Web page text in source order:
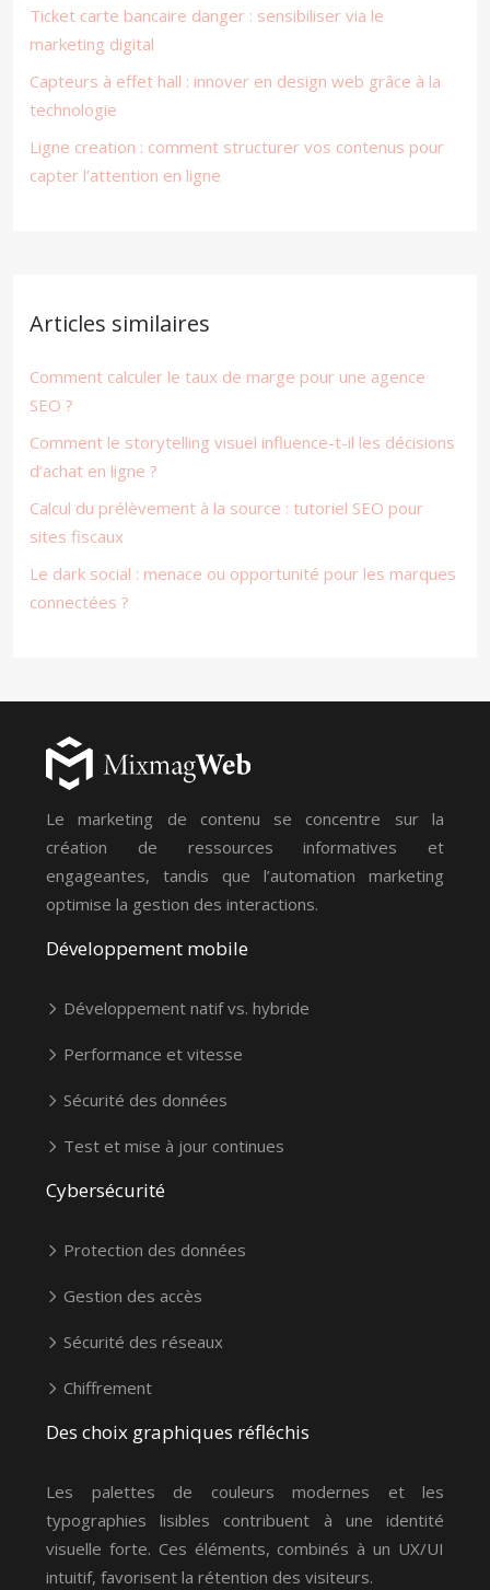
Ticket carte bancaire danger : sensibiliser via le
marketing digital
Capteurs à effet hall : innover en design web grâce à la
technologie
Ligne creation : comment structurer vos contenus pour
capter l’attention en ligne
Articles similaires
Comment calculer le taux de marge pour une agence
SEO ?
Comment le storytelling visuel influence-t-il les décisions
d’achat en ligne ?
Calcul du prélèvement à la source : tutoriel SEO pour
sites fiscaux
Le dark social : menace ou opportunité pour les marques
connectées ?
Le marketing de contenu se concentre sur la
création de ressources informatives et
engageantes, tandis que l’automation marketing
optimise la gestion des interactions.
Développement mobile
Développement natif vs. hybride
Performance et vitesse
Sécurité des données
Test et mise à jour continues
Cybersécurité
Protection des données
Gestion des accès
Sécurité des réseaux
Chiffrement
Des choix graphiques réfléchis
Les palettes de couleurs modernes et les
typographies lisibles contribuent à une identité
visuelle forte. Ces éléments, combinés à un UX/UI
intuitif, favorisent la rétention des visiteurs.